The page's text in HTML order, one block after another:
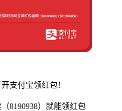
支付宝领红包！
8190938）就能领红包